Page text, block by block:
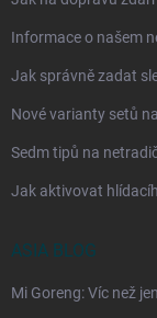
Informace o našem
Jak správně zadat
Nové varianty setů
Sedm tipů na
Jak aktivovat
ASIA BLOG
Mi Goreng: Víc než